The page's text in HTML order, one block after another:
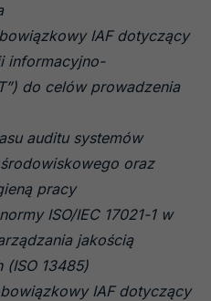
IAF dotyczący
informacyjno-
do celów prowadzenia
auditu systemów
oraz
pracy
ISO/IEC 17021-1 w
jakością
13485)
IAF dotyczący